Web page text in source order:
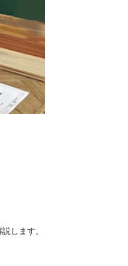
します。